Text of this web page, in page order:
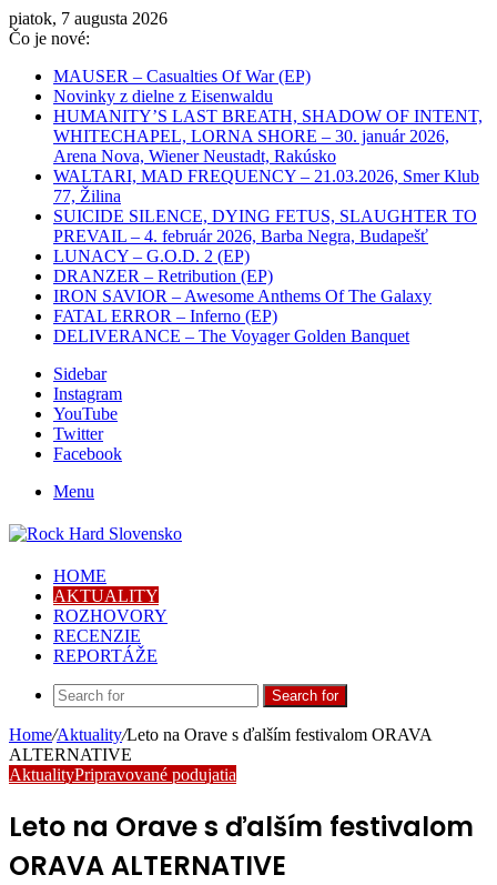
piatok, 7 augusta 2026
Čo je nové:
MAUSER – Casualties Of War (EP)
Novinky z dielne z Eisenwaldu
HUMANITY’S LAST BREATH, SHADOW OF INTENT,
WHITECHAPEL, LORNA SHORE – 30. január 2026,
Arena Nova, Wiener Neustadt, Rakúsko
WALTARI, MAD FREQUENCY – 21.03.2026, Smer Klub
77, Žilina
SUICIDE SILENCE, DYING FETUS, SLAUGHTER TO
PREVAIL – 4. február 2026, Barba Negra, Budapešť
LUNACY – G.O.D. 2 (EP)
DRANZER – Retribution (EP)
IRON SAVIOR – Awesome Anthems Of The Galaxy
FATAL ERROR – Inferno (EP)
DELIVERANCE – The Voyager Golden Banquet
Sidebar
Instagram
YouTube
Twitter
Facebook
Menu
HOME
AKTUALITY
ROZHOVORY
RECENZIE
REPORTÁŽE
Search for
Home/Aktuality/Leto na Orave s ďalším festivalom ORAVA
ALTERNATIVE
AktualityPripravované podujatia
Leto na Orave s ďalším festivalom
ORAVA ALTERNATIVE